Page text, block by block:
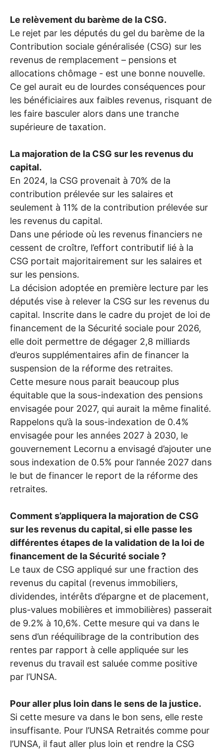
Le relèvement du barème de la CSG.
Le rejet par les députés du gel du barème de la
Contribution sociale généralisée (CSG) sur les
revenus de remplacement – pensions et
allocations chômage - est une bonne nouvelle.
Ce gel aurait eu de lourdes conséquences pour
les bénéficiaires aux faibles revenus, risquant de
les faire basculer alors dans une tranche
supérieure de taxation.
La majoration de la CSG sur les revenus du
capital.
En 2024, la CSG provenait à 70% de la
contribution prélevée sur les salaires et
seulement à 11% de la contribution prélevée sur
les revenus du capital.
Dans une période où les revenus financiers ne
cessent de croître, l’effort contributif lié à la
CSG portait majoritairement sur les salaires et
sur les pensions.
La décision adoptée en première lecture par les
députés vise à relever la CSG sur les revenus du
capital. Inscrite dans le cadre du projet de loi de
financement de la Sécurité sociale pour 2026,
elle doit permettre de dégager 2,8 milliards
d’euros supplémentaires afin de financer la
suspension de la réforme des retraites.
Cette mesure nous parait beaucoup plus
équitable que la sous-indexation des pensions
envisagée pour 2027, qui aurait la même finalité.
Rappelons qu’à la sous-indexation de 0.4%
envisagée pour les années 2027 à 2030, le
gouvernement Lecornu a envisagé d’ajouter une
sous indexation de 0.5% pour l’année 2027 dans
le but de financer le report de la réforme des
retraites.
Comment s’appliquera la majoration de CSG
sur les revenus du capital, si elle passe les
différentes étapes de la validation de la loi de
financement de la Sécurité sociale?
Le taux de CSG appliqué sur une fraction des
revenus du capital (revenus immobiliers,
dividendes, intérêts d’épargne et de placement,
plus-values mobilières et immobilières) passerait
de 9.2% à 10,6%. Cette mesure qui va dans le
sens d’un rééquilibrage de la contribution des
rentes par rapport à celle appliquée sur les
revenus du travail est saluée comme positive
par l’UNSA.
Pour aller plus loin dans le sens de la justice.
Si cette mesure va dans le bon sens, elle reste
insuffisante. Pour l’UNSA Retraités comme pour
l’UNSA, il faut aller plus loin et rendre la CSG